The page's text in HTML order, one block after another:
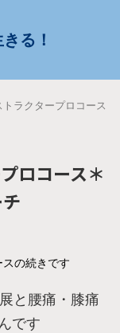
る！
ラクタープロコース
ロコース＊
の続きです
と腰痛・膝痛
です